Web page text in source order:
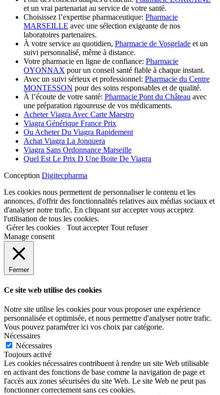
et un vrai partenariat au service de votre santé.
Choisissez l’expertise pharmaceutique: Pharmacie
MARSEILLE avec une sélection exigeante de nos
laboratoires partenaires.
À votre service au quotidien, Pharmacie de Vosgelade et un
suivi personnalisé, même à distance.
Votre pharmacie en ligne de confiance: Pharmacie
OYONNAX pour un conseil santé fiable à chaque instant.
Avec un suivi sérieux et professionnel: Pharmacie du Centre
MONTESSON pour des soins responsables et de qualité.
À l’écoute de votre santé: Pharmacie Pont du Château avec
une préparation rigoureuse de vos médicaments.
Acheter Viagra Avec Carte Maestro
Viagra Générique France Prix
Ou Acheter Du Viagra Rapidement
Achat Viagra La Jonquera
Viagra Sans Ordonnance Marseille
Quel Est Le Prix D Une Boite De Viagra
Conception Digitecpharma
Les cookies nous permettent de personnaliser le contenu et les
annonces, d'offrir des fonctionnalités relatives aux médias sociaux et
d'analyser notre trafic. En cliquant sur accepter vous acceptez
l'utilisation de tous les cookies.
Gérer les cookies
Tout accepterTout refuser
Manage consent
Fermer
Ce site web utilise des cookies
Notre site utilise les cookies pour vous proposer une expérience
personnalisée et optimisée, et nous permettre d'analyser notre trafic.
Vous pouvez paramétrer ici vos choix par catégorie.
Nécessaires
Nécessaires
Toujours activé
Les cookies nécessaires contribuent à rendre un site Web utilisable
en activant des fonctions de base comme la navigation de page et
l'accès aux zones sécurisées du site Web. Le site Web ne peut pas
fonctionner correctement sans ces cookies.